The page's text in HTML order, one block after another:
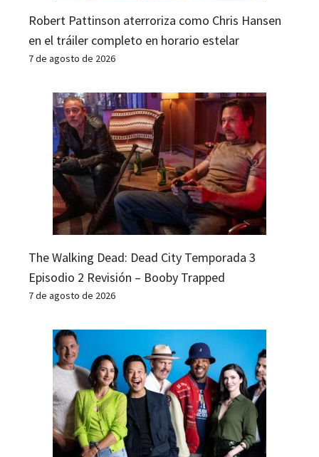
Robert Pattinson aterroriza como Chris Hansen
en el tráiler completo en horario estelar
7 de agosto de 2026
The Walking Dead: Dead City Temporada 3
Episodio 2 Revisión – Booby Trapped
7 de agosto de 2026